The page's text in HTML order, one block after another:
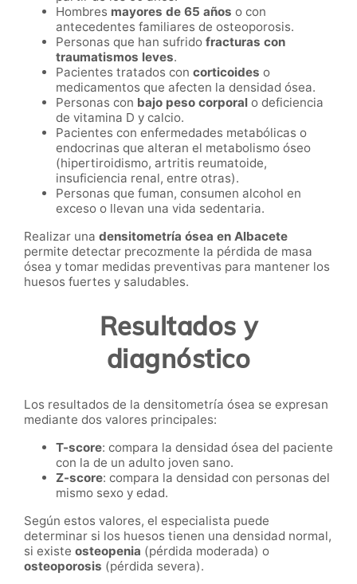
Hombres mayores de 65 años o con
antecedentes familiares de osteoporosis.
Personas que han sufrido fracturas con
traumatismos leves.
Pacientes tratados con corticoides o
medicamentos que afecten la densidad ósea.
Personas con bajo peso corporal o deficiencia
de vitamina D y calcio.
Pacientes con enfermedades metabólicas o
endocrinas que alteran el metabolismo óseo
(hipertiroidismo, artritis reumatoide,
insuficiencia renal, entre otras).
Personas que fuman, consumen alcohol en
exceso o llevan una vida sedentaria.
Realizar una densitometría ósea en Albacete
permite detectar precozmente la pérdida de masa
ósea y tomar medidas preventivas para mantener los
huesos fuertes y saludables.
Resultados y
diagnóstico
Los resultados de la densitometría ósea se expresan
mediante dos valores principales:
T-score: compara la densidad ósea del paciente
con la de un adulto joven sano.
Z-score: compara la densidad con personas del
mismo sexo y edad.
Según estos valores, el especialista puede
determinar si los huesos tienen una densidad normal,
si existe osteopenia (pérdida moderada) o
osteoporosis (pérdida severa).